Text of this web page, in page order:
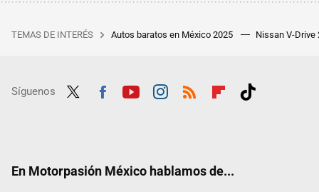
TEMAS DE INTERÉS Autos baratos en México 2025 Nissan V-Drive
Síguenos
En Motorpasión México hablamos de...